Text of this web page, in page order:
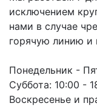
исключением
нами в случае
горячую линию и
Понедельник -
Суббота: 10:00 -
Воскресенье и